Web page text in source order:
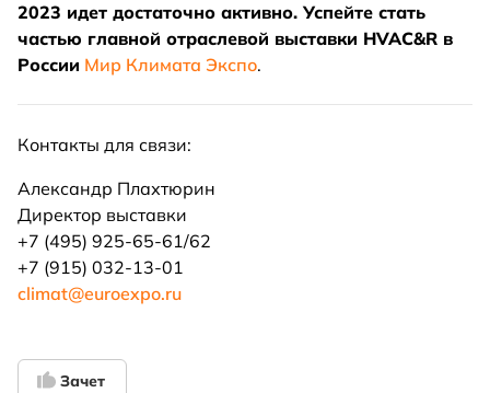
2023 идет достаточно активно. Успейте стать
частью главной отраслевой выставки HVAC&R в
России Мир Климата Экспо.
Контакты для связи:
Александр Плахтюрин
Директор выставки
+7 (495) 925-65-61/62
+7 (915) 032-13-01
climat@euroexpo.ru
Зачет